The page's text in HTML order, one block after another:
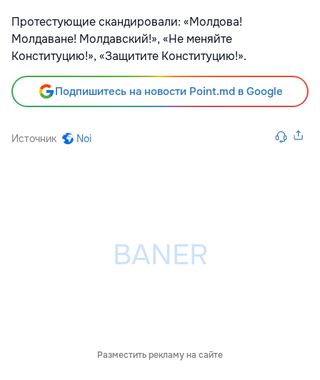
Протестующие скандировали: «Молдова!
Молдаване! Молдавский!», «Не меняйте
Конституцию!», «Защитите Конституцию!».
Подпишитесь на новости Point.md в Google
Источник Noi
Разместить рекламу на сайте